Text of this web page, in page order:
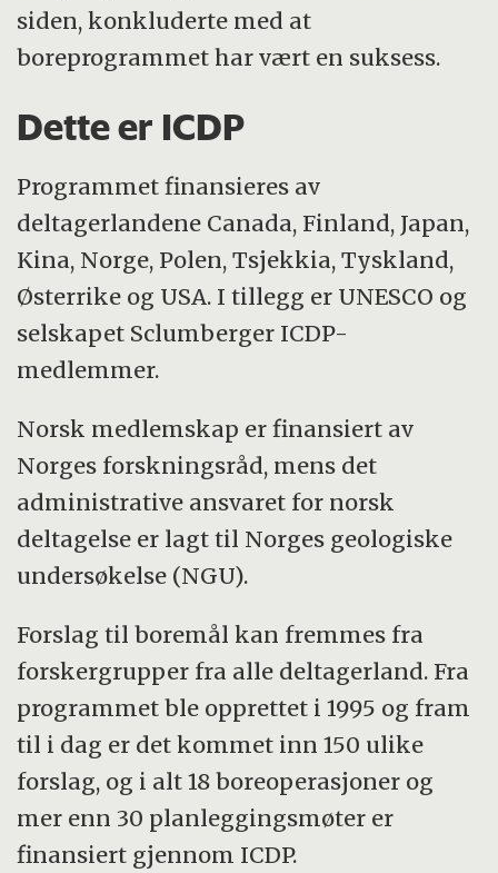
siden, konkluderte med at
boreprogrammet har vært en suksess.
Dette er ICDP
Programmet finansieres av
deltagerlandene Canada, Finland, Japan,
Kina, Norge, Polen, Tsjekkia, Tyskland,
Østerrike og USA. I tillegg er UNESCO og
selskapet Sclumberger ICDP-
medlemmer.
Norsk medlemskap er finansiert av
Norges forskningsråd, mens det
administrative ansvaret for norsk
deltagelse er lagt til Norges geologiske
undersøkelse (NGU).
Forslag til boremål kan fremmes fra
forskergrupper fra alle deltagerland. Fra
programmet ble opprettet i 1995 og fram
til i dag er det kommet inn 150 ulike
forslag, og i alt 18 boreoperasjoner og
mer enn 30 planleggingsmøter er
finansiert gjennom ICDP.